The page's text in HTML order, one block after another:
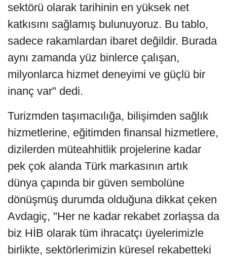
sektörü olarak tarihinin en yüksek net
katkısını sağlamış bulunuyoruz. Bu tablo,
sadece rakamlardan ibaret değildir. Burada
aynı zamanda yüz binlerce çalışan,
milyonlarca hizmet deneyimi ve güçlü bir
inanç var" dedi.
Turizmden taşımacılığa, bilişimden sağlık
hizmetlerine, eğitimden finansal hizmetlere,
dizilerden müteahhitlik projelerine kadar
pek çok alanda Türk markasının artık
dünya çapında bir güven sembolüne
dönüşmüş durumda olduğuna dikkat çeken
Avdagiç, "Her ne kadar rekabet zorlaşsa da
biz HİB olarak tüm ihracatçı üyelerimizle
birlikte, sektörlerimizin küresel rekabetteki